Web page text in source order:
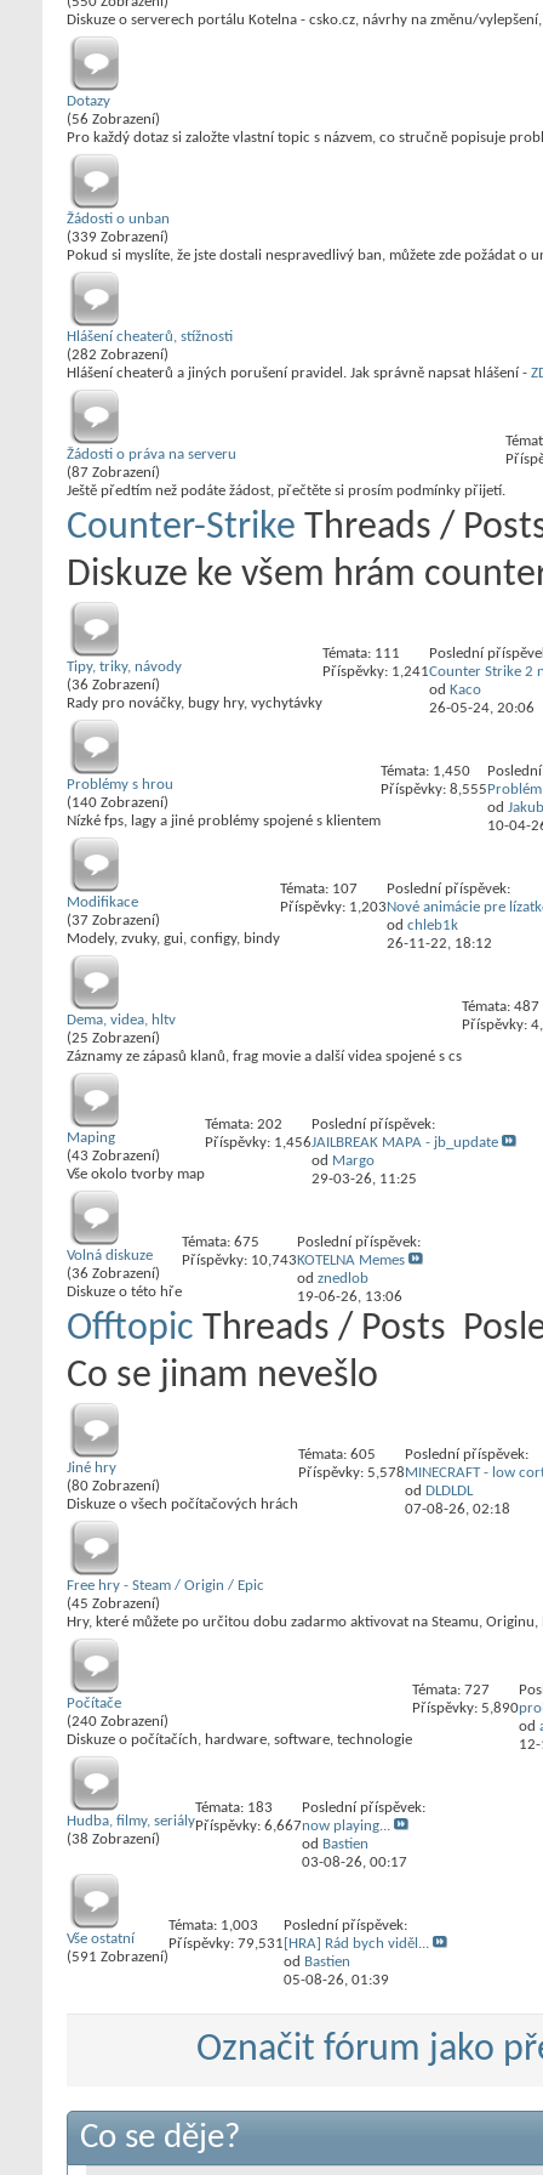
Diskuze o serverech portálu Kotelna - csko.cz, návrhy na změnu/
Dotazy
(56 Zobrazení)
Pro každý dotaz si založte vlastní topic s názvem, co stručně popisuje
Žádosti o unban
(339 Zobrazení)
Pokud si myslíte, že jste dostali nespravedlivý ban, můžete zde požádat o
Hlášení cheaterů, stížnosti
(282 Zobrazení)
Hlášení cheaterů a jiných porušení pravidel. Jak správně napsat hlášení -
Žádosti o práva na serveru
(87 Zobrazení)
Ještě předtím než podáte žádost, přečtěte si prosím podmínky přijetí.
Counter-Strike Threads /
Diskuze ke všem hrám
Tipy, triky, návody
(36 Zobrazení)
Rady pro nováčky, bugy hry, vychytávky
Témata: 111
Příspěvky: 1,241
Poslední
Counter Strike 2
od Kaco
26-05-24, 20:06
Problémy s hrou
(140 Zobrazení)
Nízké fps, lagy a jiné problémy spojené s klientem
Témata: 1,450
Příspěvky: 8,555
od
10-04-
Modifikace
(37 Zobrazení)
Modely, zvuky, gui, configy, bindy
Témata: 107
Příspěvky: 1,203
Poslední příspěvek:
Nové animácie pre
od chleb1k
26-11-22, 18:12
Dema, videa, hltv
(25 Zobrazení)
Záznamy ze zápasů klanů, frag movie a další videa spojené s cs
Témata: 487
Příspěvky:
Maping
(43 Zobrazení)
Vše okolo tvorby map
Témata: 202
Příspěvky: 1,456
Poslední příspěvek:
JAILBREAK MAPA - jb_update
od Margo
29-03-26, 11:25
Volná diskuze
(36 Zobrazení)
Diskuze o této hře
Témata: 675
Příspěvky: 10,743
Poslední příspěvek:
KOTELNA Memes
od znedlob
19-06-26, 13:06
Offtopic Threads / Posts
Co se jinam nevešlo
Jiné hry
(80 Zobrazení)
Diskuze o všech počítačových hrách
Témata: 605
Příspěvky: 5,578
Poslední příspěvek:
MINECRAFT - low
od DLDLDL
07-08-26, 02:18
Free hry - Steam / Origin / Epic
(45 Zobrazení)
Hry, které můžete po určitou dobu zadarmo aktivovat na Steamu, Originu,
Počítače
(240 Zobrazení)
Diskuze o počítačích, hardware, software, technologie
Témata: 727
Příspěvky: 5,890
od
Hudba, filmy, seriály
(38 Zobrazení)
Témata: 183
Příspěvky: 6,667
Poslední příspěvek:
now playing...
od Bastien
03-08-26, 00:17
Vše ostatní
(591 Zobrazení)
Témata: 1,003
Příspěvky: 79,531
Poslední příspěvek:
[HRA] Rád bych viděl...
od Bastien
05-08-26, 01:39
Označit fórum jako
Co se děje?